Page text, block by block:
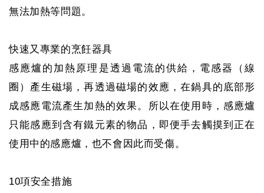
無法加熱等問題。
快速又專業的烹飪器具
感應爐的加熱原理是透過電流的供給，電感器（線
圈）產生磁場，再透過磁場的效應，在鍋具的底部形
成感應電流產生加熱的效果。所以在使用時，感應爐
只能感應到含有鐵元素的物品，即便手去觸摸到正在
使用中的感應爐，也不會因此而受傷。
10項安全措施